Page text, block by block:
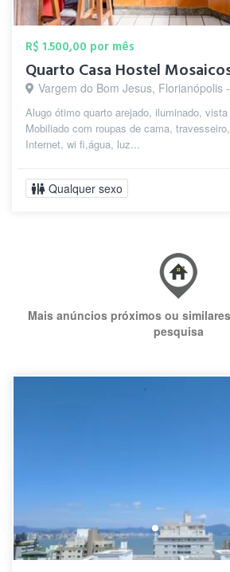
R$ 1.500,00 por mês
Quarto Casa Hostel
Vargem do Bom Jesus, Florianópolis
Alugo ótimo quarto arejado, iluminado,
Mobiliado com roupas de cama,
Internet, wi fi,água, luz...
Qualquer sexo
Mais anúncios próximos ou
pesquisa